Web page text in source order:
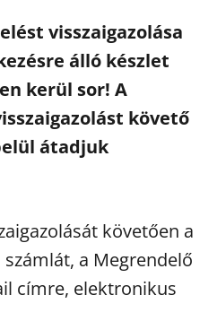
visszaigazolása
álló készlet
kerül sor! A
követő
átadjuk
követően a
a Megrendelő
címre, elektronikus